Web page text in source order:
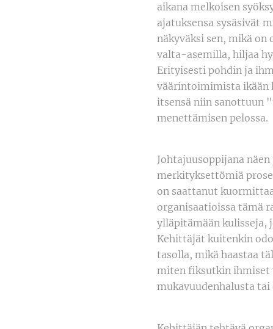
aikana melkoisen
ajatuksensa sysäsivät
näkyväksi sen, mikä
valta-asemilla, hiljaa
Erityisesti pohdin ja
väärintoimimista ikään
itsensä niin sanottuun
menettämisen pelossa.
Johtajuusoppijana
merkityksettömiä
on saattanut
organisaatioissa tämä
ylläpitämään kulisseja,
Kehittäjät kuitenkin
tasolla, mikä haastaa
miten fiksutkin ihmiset
mukavuudenhalusta